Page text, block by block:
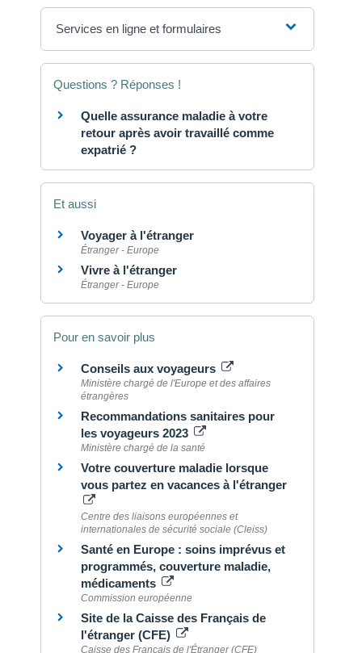
Services en ligne et formulaires
Questions ? Réponses !
Quelle assurance maladie à votre
retour après avoir travaillé comme
expatrié ?
Et aussi
Voyager à l'étranger
Étranger - Europe
Vivre à l'étranger
Étranger - Europe
Pour en savoir plus
Conseils aux voyageurs
Ministère chargé de l'Europe et des affaires
étrangères
Recommandations sanitaires pour
les voyageurs 2023
Ministère chargé de la santé
Votre couverture maladie lorsque
vous partez en vacances à l'étranger
Centre des liaisons européennes et
internationales de sécurité sociale (Cleiss)
Santé en Europe : soins imprévus et
programmés, couverture maladie,
médicaments
Commission européenne
Site de la Caisse des Français de
l'étranger (CFE)
Caisse des Français de l'Étranger (CFE)